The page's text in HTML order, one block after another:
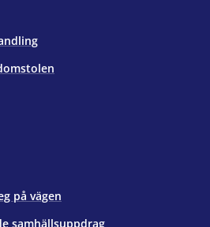
på vägen
samhällsuppdrag